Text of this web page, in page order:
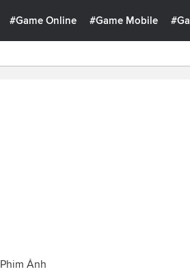
#Game Online #Game Mobile
Phim Ảnh